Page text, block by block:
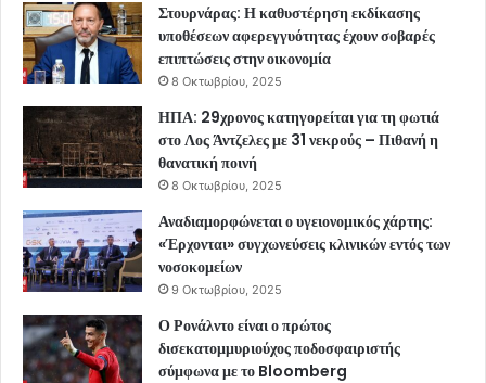
Στουρνάρας: Η καθυστέρηση εκδίκασης
υποθέσεων αφερεγγυότητας έχουν σοβαρές
επιπτώσεις στην οικονομία
8 Οκτωβρίου, 2025
ΗΠΑ: 29χρονος κατηγορείται για τη φωτιά
στο Λος Άντζελες με 31 νεκρούς – Πιθανή η
θανατική ποινή
8 Οκτωβρίου, 2025
Αναδιαμορφώνεται ο υγειονομικός χάρτης:
«Έρχονται» συγχωνεύσεις κλινικών εντός των
νοσοκομείων
9 Οκτωβρίου, 2025
Ο Ρονάλντο είναι ο πρώτος
δισεκατομμυριούχος ποδοσφαιριστής
σύμφωνα με το Bloomberg